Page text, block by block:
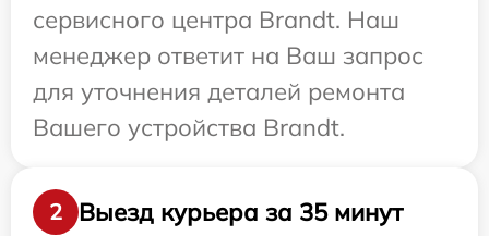
сервисного центра Brandt. Наш
менеджер ответит на Ваш запрос
для уточнения деталей ремонта
Вашего устройства Brandt.
2
Выезд курьера за 35 минут